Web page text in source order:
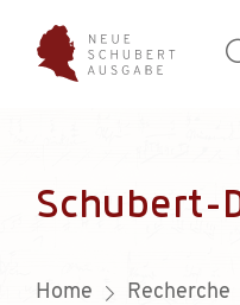
Schubert-
Home Recherche